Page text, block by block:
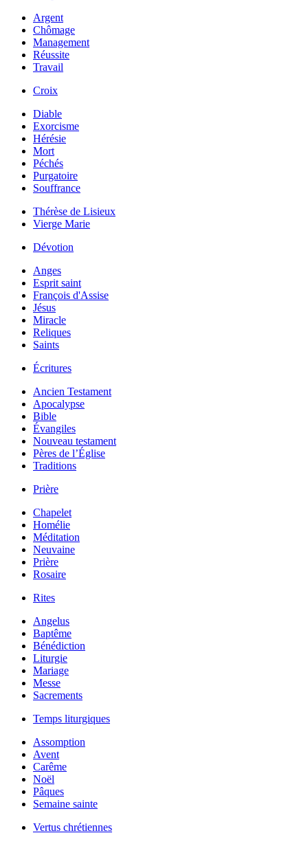
Argent
Chômage
Management
Réussite
Travail
Croix
Diable
Exorcisme
Hérésie
Mort
Péchés
Purgatoire
Souffrance
Thérèse de Lisieux
Vierge Marie
Dévotion
Anges
Esprit saint
François d'Assise
Jésus
Miracle
Reliques
Saints
Écritures
Ancien Testament
Apocalypse
Bible
Évangiles
Nouveau testament
Pères de l’Église
Traditions
Prière
Chapelet
Homélie
Méditation
Neuvaine
Prière
Rosaire
Rites
Angelus
Baptême
Bénédiction
Liturgie
Mariage
Messe
Sacrements
Temps liturgiques
Assomption
Avent
Carême
Noël
Pâques
Semaine sainte
Vertus chrétiennes